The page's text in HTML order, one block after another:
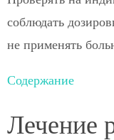
соблюдать
не применять
Содержание
Лечение